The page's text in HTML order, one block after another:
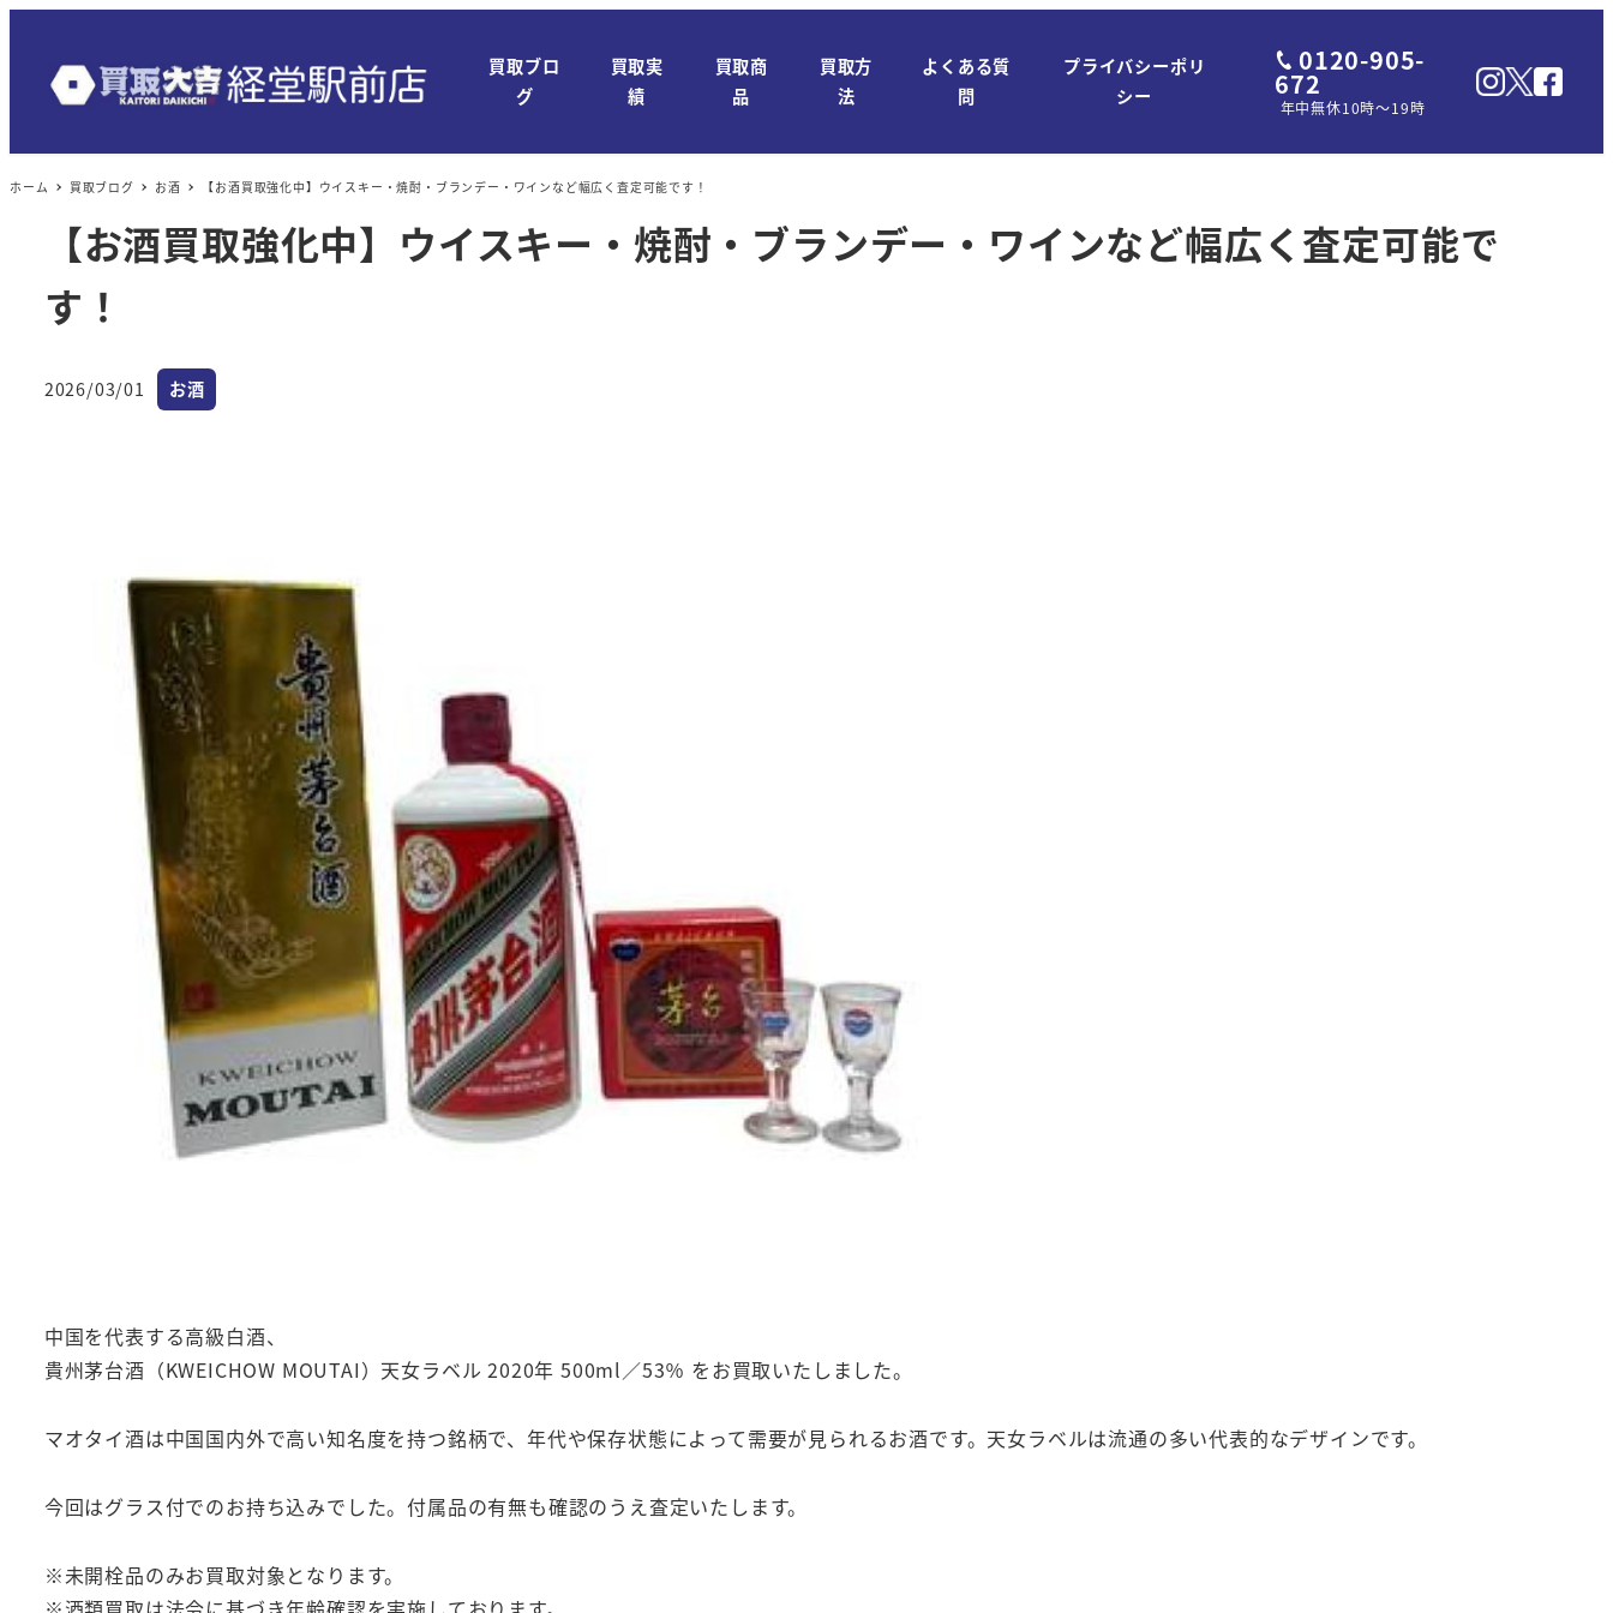
買取ブロ
グ
買取実
績
買取商
品
買取方
法
よくある質
問
プライバシーポリ
シー
0120-905-
672
年中無休10時～19時
ホーム 買取ブログ お酒 【お酒買取強化中】ウイスキー・焼酎・ブランデー・ワインなど幅広く査定可能です！
【お酒買取強化中】ウイスキー・焼酎・ブランデー・ワインなど幅広く査定可能で
す！
投稿日
2026/03/01 カテゴリー
お酒
中国を代表する高級白酒、
貴州茅台酒（KWEICHOW MOUTAI）天女ラベル 2020年 500ml／53％ をお買取いたしました。
マオタイ酒は中国国内外で高い知名度を持つ銘柄で、年代や保存状態によって需要が見られるお酒です。天女ラベルは流通の多い代表的なデザインです。
今回はグラス付でのお持ち込みでした。付属品の有無も確認のうえ査定いたします。
※未開栓品のみお買取対象となります。